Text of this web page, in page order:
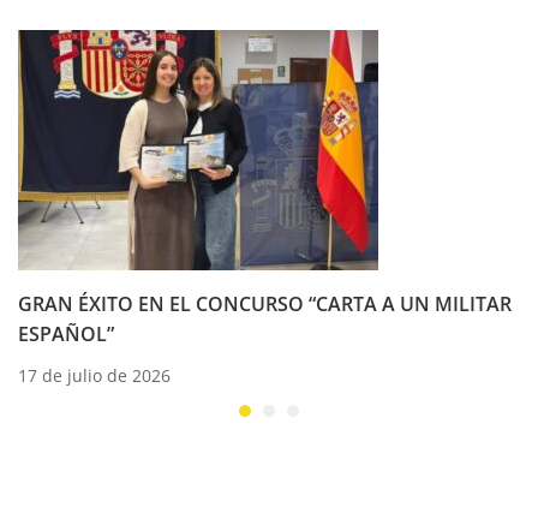
GRAN ÉXITO EN EL CONCURSO “CARTA A UN MILITAR
ESPAÑOL”
17 de julio de 2026